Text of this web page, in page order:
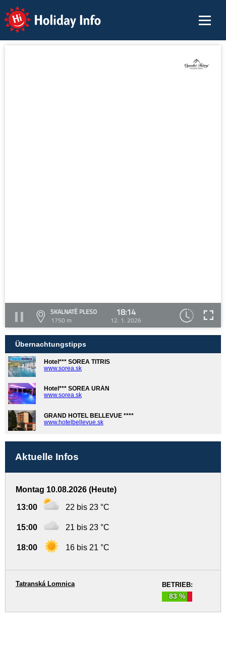
Holiday Info
SKALNATÉ PLESO
1750 m
18:14
12. 1. 2026
Übernachtungstipps
Hotel*** SOREA TITRIS
www.sorea.sk
Hotel*** SOREA URÁN
www.sorea.sk
GRAND HOTEL BELLEVUE ****
www.hotelbellevue.sk
Aktuelle Infos
Montag 10.08.2026 (Heute)
13:00 22 bis 23 °C
15:00 21 bis 23 °C
18:00 16 bis 21 °C
BETRIEB:
83 %
Tatranská Lomnica